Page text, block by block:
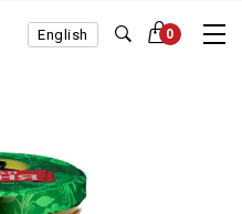
English 0